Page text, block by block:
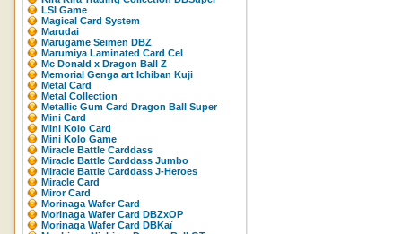
LSI Game
Magical Card System
Marudai
Marugame Seimen DBZ
Marumiya Laminated Card Cel
Mc Donald x Dragon Ball Z
Memorial Genga art Ichiban Kuji
Metal Card
Metal Collection
Metallic Gum Card Dragon Ball Super
Mini Card
Mini Kolo Card
Mini Kolo Game
Miracle Battle Carddass
Miracle Battle Carddass Jumbo
Miracle Battle Carddass J-Heroes
Miracle Card
Miror Card
Morinaga Wafer Card
Morinaga Wafer Card DBZxOP
Morinaga Wafer Card DBKaï